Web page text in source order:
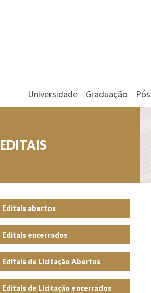
Universidade Graduação
EDITAIS
Editais abertos
Editais encerrados
Editais de Licitação Abertos
Editais de Licitação encerrados